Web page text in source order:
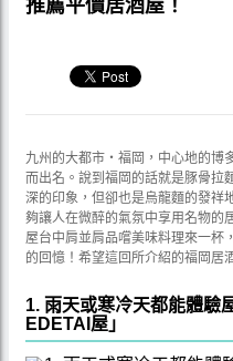
推薦平價居酒屋！
九州的大都市‧福岡，中心地的博
而出名。說到福岡的話就是豚骨拉
深的印象，但卻也是烏龍麵的發祥
夠讓人在微醉的氣氛中享用名物的
屋台中肩並肩品嚐美味料理來一杯
的回憶！希望這回所介紹的福岡居
1. 雨天或寒冷天都能體驗
EDETAI屋」